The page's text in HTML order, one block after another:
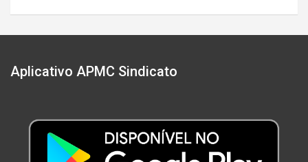
Aplicativo APMC Sindicato